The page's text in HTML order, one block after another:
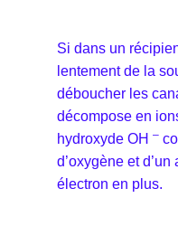
Si dans un
lentement de la
déboucher les
décompose en
hydroxyde OH –
d’oxygène et d’un
électron en plus.